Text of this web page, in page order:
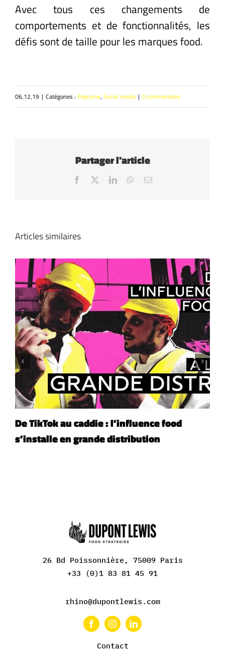
Avec tous ces changements de
comportements et de fonctionnalités, les
défis sont de taille pour les marques food.
06,12,19 | Catégories : Popcorne, Social media | 0 commentaire
Partager l'article
Facebook LinkedInWhatsApp
Email
Articles similaires
De TikTok au caddie : l’influence food
s’installe en grande distribution
26 Bd Poissonnière, 75009 Paris
+33 (0)1 83 81 45 91
rhino@dupontlewis.com
Contact